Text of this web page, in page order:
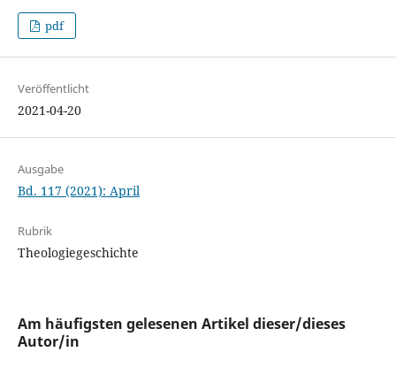
pdf
Veröffentlicht
2021-04-20
Ausgabe
Bd. 117 (2021): April
Rubrik
Theologiegeschichte
Am häufigsten gelesenen Artikel dieser/dieses
Autor/in